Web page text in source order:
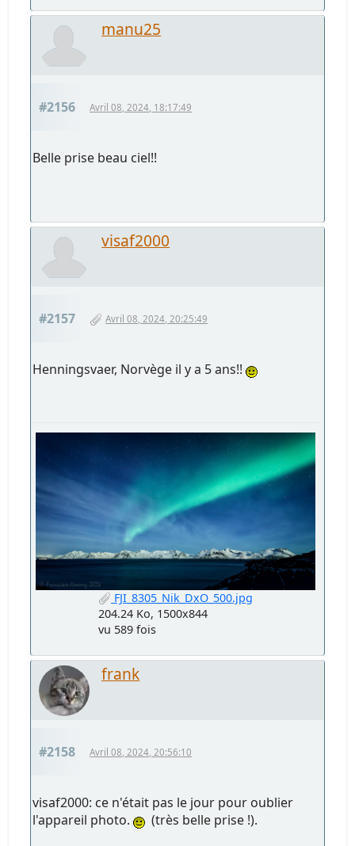
manu25
#2156 Avril 08, 2024, 18:17:49
Belle prise beau ciel!!
visaf2000
#2157 Avril 08, 2024, 20:25:49
Henningsvaer, Norvège il y a 5 ans!!
FJI_8305_Nik_DxO_500.jpg
204.24 Ko, 1500x844
vu 589 fois
frank
#2158 Avril 08, 2024, 20:56:10
visaf2000: ce n'était pas le jour pour oublier
l'appareil photo.
(très belle prise !).